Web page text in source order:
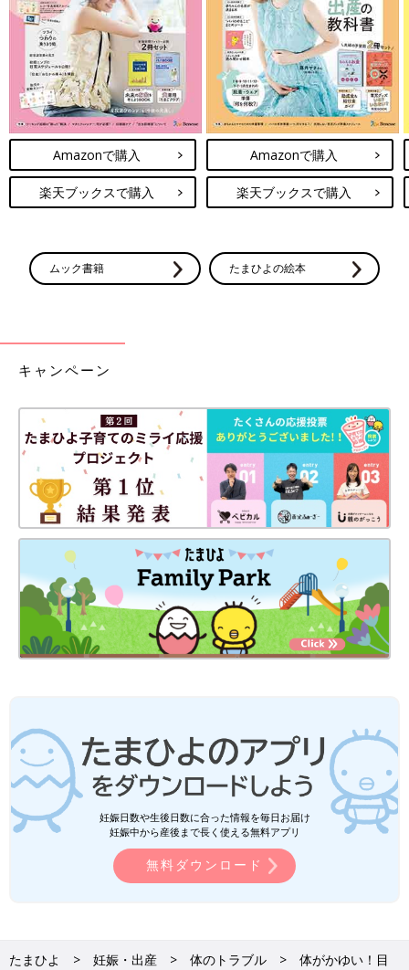
Amazonで購入
楽天ブックスで購入
Amazonで購入
楽天ブックスで購入
ムック書籍 たまひよの絵本
キャンペーン
妊娠日数や生後日数に合った情報を毎日お届け
妊娠中から産後まで長く使える無料アプリ
無料ダウンロード
たまひよ 妊娠・出産 体のトラブル 体がかゆい！目